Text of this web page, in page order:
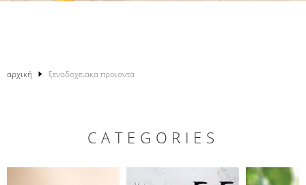
αρχική ξενοδοχειακα προιοντα
CATEGORIES